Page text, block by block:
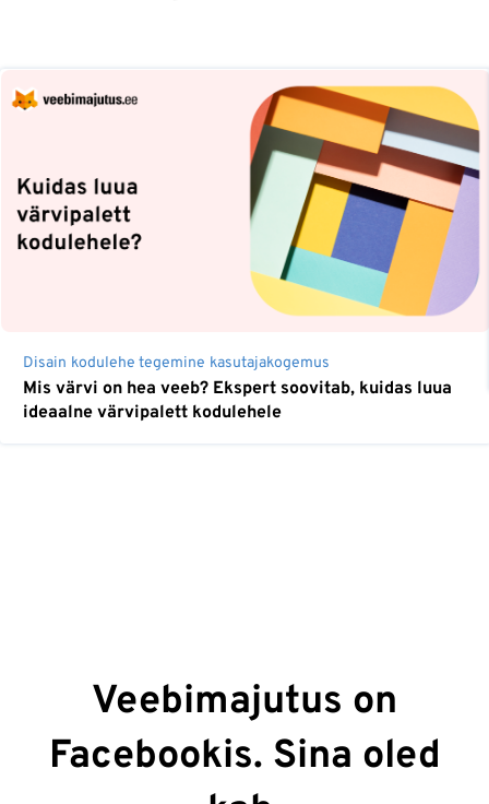
Disain kodulehe tegemine kasutajakogemus
Mis värvi on hea veeb? Ekspert soovitab, kuidas luua
ideaalne värvipalett kodulehele
Veebimajutus on
Facebookis. Sina oled